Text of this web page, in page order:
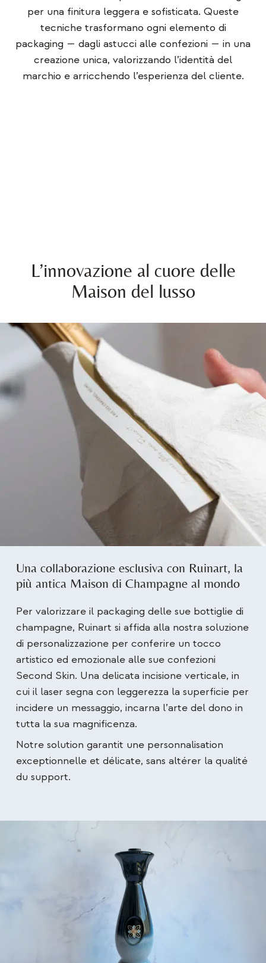
per una finitura leggera e sofisticata. Queste
tecniche trasformano ogni elemento di
packaging — dagli astucci alle confezioni — in una
creazione unica, valorizzando l’identità del
marchio e arricchendo l’esperienza del cliente.
L’innovazione al cuore delle
Maison del lusso
Una collaborazione esclusiva con Ruinart, la
più antica Maison di Champagne al mondo
Per valorizzare il packaging delle sue bottiglie di
champagne, Ruinart si affida alla nostra soluzione
di personalizzazione per conferire un tocco
artistico ed emozionale alle sue confezioni
Second Skin. Una delicata incisione verticale, in
cui il laser segna con leggerezza la superficie per
incidere un messaggio, incarna l’arte del dono in
tutta la sua magnificenza.
Notre solution garantit une personnalisation
exceptionnelle et délicate, sans altérer la qualité
du support.